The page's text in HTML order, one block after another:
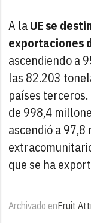
A laUE se
exportaciones
ascendiendo a
las 82.203
países
de 998,4
ascendió a
que se ha
Archivado enFruit